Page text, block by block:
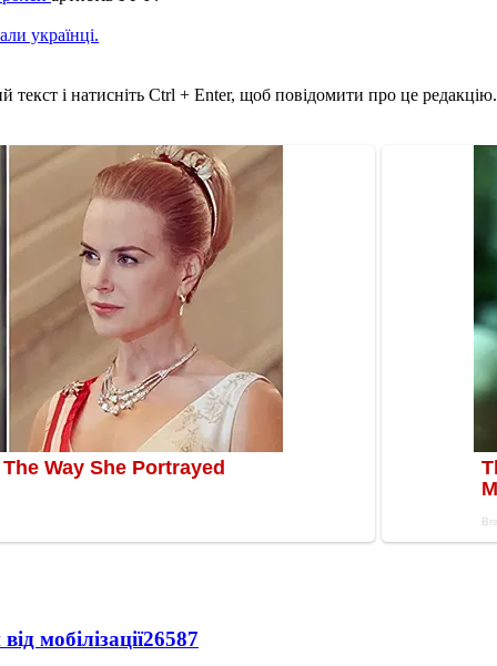
українці.
текст і натисніть Ctrl + Enter, щоб повідомити про це редакцію.
мобілізації26587